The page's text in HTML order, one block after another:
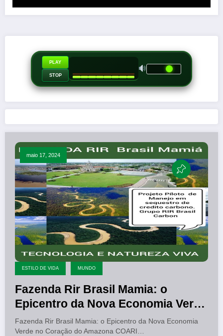
PLAY
STOP
maio 17, 2024
ESTILO DE VIDA MUNDO
Fazenda Rir Brasil Mamia: o
Epicentro da Nova Economia Verde
no Coração do Amazona
Fazenda Rir Brasil Mamia: o Epicentro da Nova Economia
Verde no Coração do Amazona COARI…